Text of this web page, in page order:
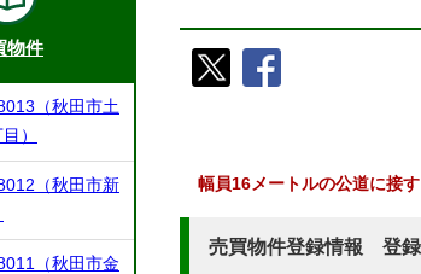
幅員16メートルの公道に接
売買物件登録情報 登録
物件
（秋田市土
）
（秋田市新
（秋田市金